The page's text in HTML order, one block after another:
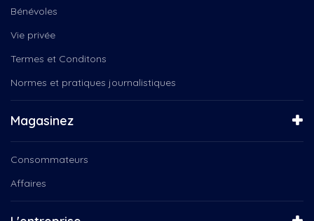
Bénévoles
Vie privée
Termes et Conditons
Normes et pratiques journalistiques
Magasinez
Consommateurs
Affaires